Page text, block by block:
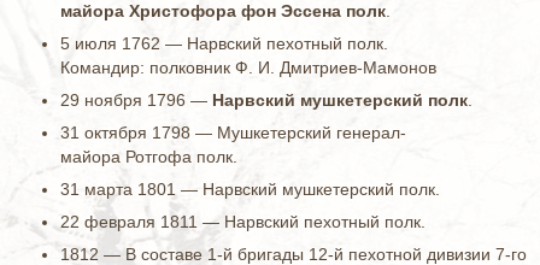
майора Христофора фон Эссена полк
5 июля 1762 — Нарвский пехотный полк.
Командир: полковник Ф. И. Дмитриев-Мамонов
29 ноября 1796 — Нарвский мушкетерский полк
31 октября 1798 — Мушкетерский генерал-
майора Ротгофа полк.
31 марта 1801 — Нарвский мушкетерский полк.
22 февраля 1811 — Нарвский пехотный полк.
1812 — В составе 1-й бригады 12-й пехотной дивизии 7-го